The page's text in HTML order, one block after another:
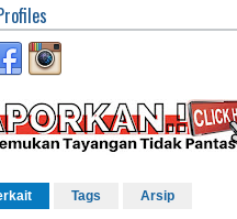
Tags Arsip